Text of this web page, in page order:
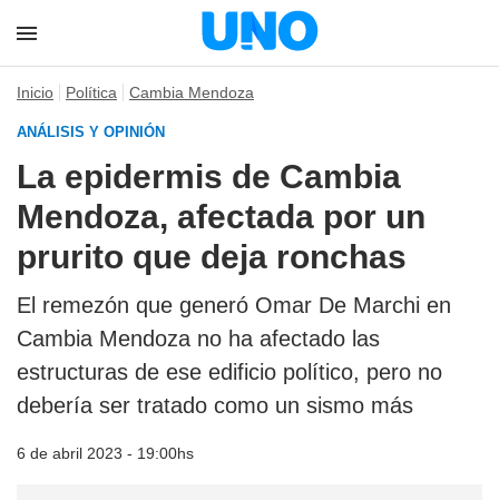
Inicio Política Cambia Mendoza
ANÁLISIS Y OPINIÓN
La epidermis de Cambia
Mendoza, afectada por un
prurito que deja ronchas
El remezón que generó Omar De Marchi en
Cambia Mendoza no ha afectado las
estructuras de ese edificio político, pero no
debería ser tratado como un sismo más
6 de abril 2023 - 19:00hs